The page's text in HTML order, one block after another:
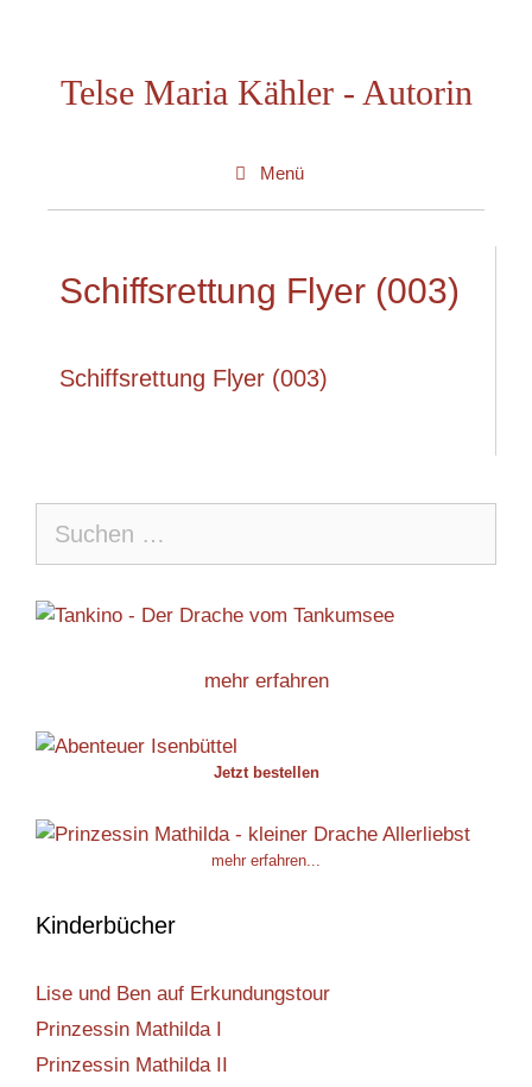
springenTelse Maria Kähler - Autorin
Menü
Schiffsrettung Flyer (003)
Schiffsrettung Flyer (003)
nach:
mehr erfahren
Jetzt bestellen
mehr erfahren...
Kinderbücher
Lise und Ben auf Erkundungstour
Prinzessin Mathilda I
Prinzessin Mathilda II